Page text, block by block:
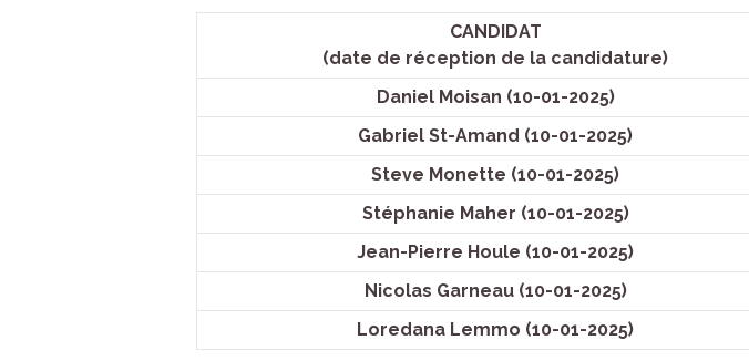
CANDIDAT
(date de réception de la candidature)
Daniel Moisan (10-01-2025)
Gabriel St-Amand (10-01-2025)
Steve Monette (10-01-2025)
Stéphanie Maher (10-01-2025)
Jean-Pierre Houle (10-01-2025)
Nicolas Garneau (10-01-2025)
Loredana Lemmo (10-01-2025)